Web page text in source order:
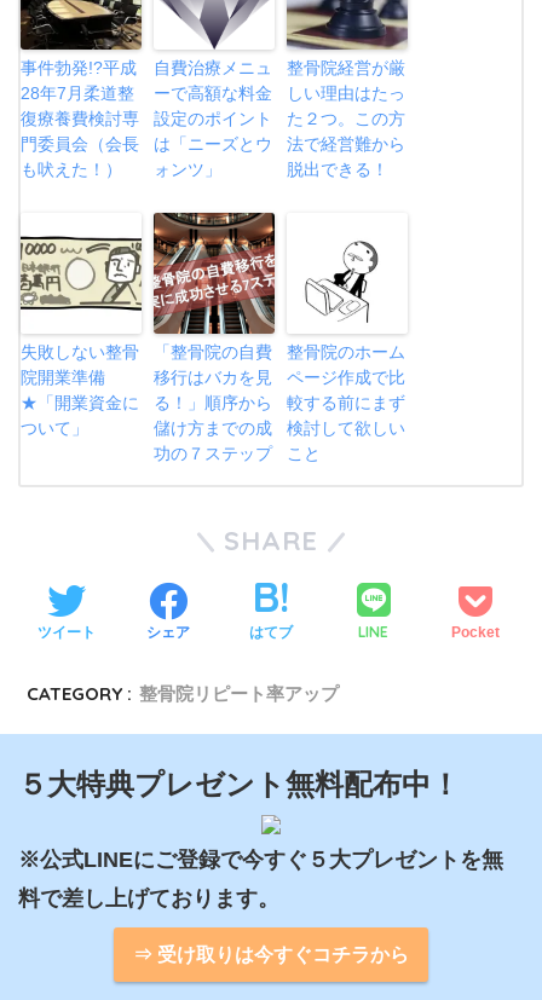
事件勃発!?平成
28年7月柔道整
復療養費検討専
門委員会（会長
も吠えた！）
自費治療メニュ
ーで高額な料金
設定のポイント
は「ニーズとウ
ォンツ」
整骨院経営が厳
しい理由はたっ
た２つ。この方
法で経営難から
脱出できる！
失敗しない整骨
院開業準備
★「開業資金に
ついて」
「整骨院の自費
移行はバカを見
る！」順序から
儲け方までの成
功の７ステップ
整骨院のホーム
ページ作成で比
較する前にまず
検討して欲しい
こと
SHARE
ツイート シェア はてブ LINE Pocket
CATEGORY : 整骨院リピート率アップ
５大特典プレゼント無料配布中！
※公式LINEにご登録で今すぐ５大プレゼントを無
⇒ 受け取りは今すぐコチラから